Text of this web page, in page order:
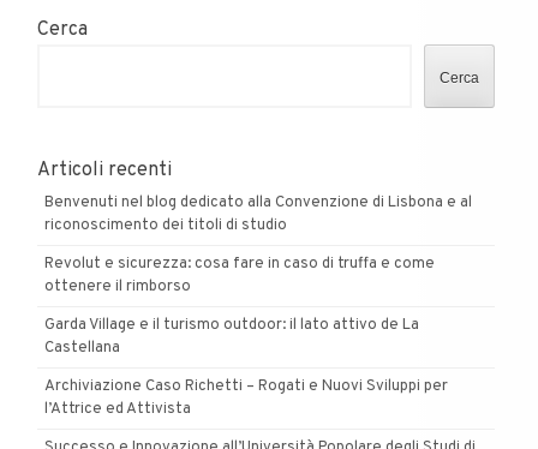
Cerca
Cerca
Articoli recenti
Benvenuti nel blog dedicato alla Convenzione di Lisbona e al
riconoscimento dei titoli di studio
Revolut e sicurezza: cosa fare in caso di truffa e come
ottenere il rimborso
Garda Village e il turismo outdoor: il lato attivo de La
Castellana
Archiviazione Caso Richetti – Rogati e Nuovi Sviluppi per
l’Attrice ed Attivista